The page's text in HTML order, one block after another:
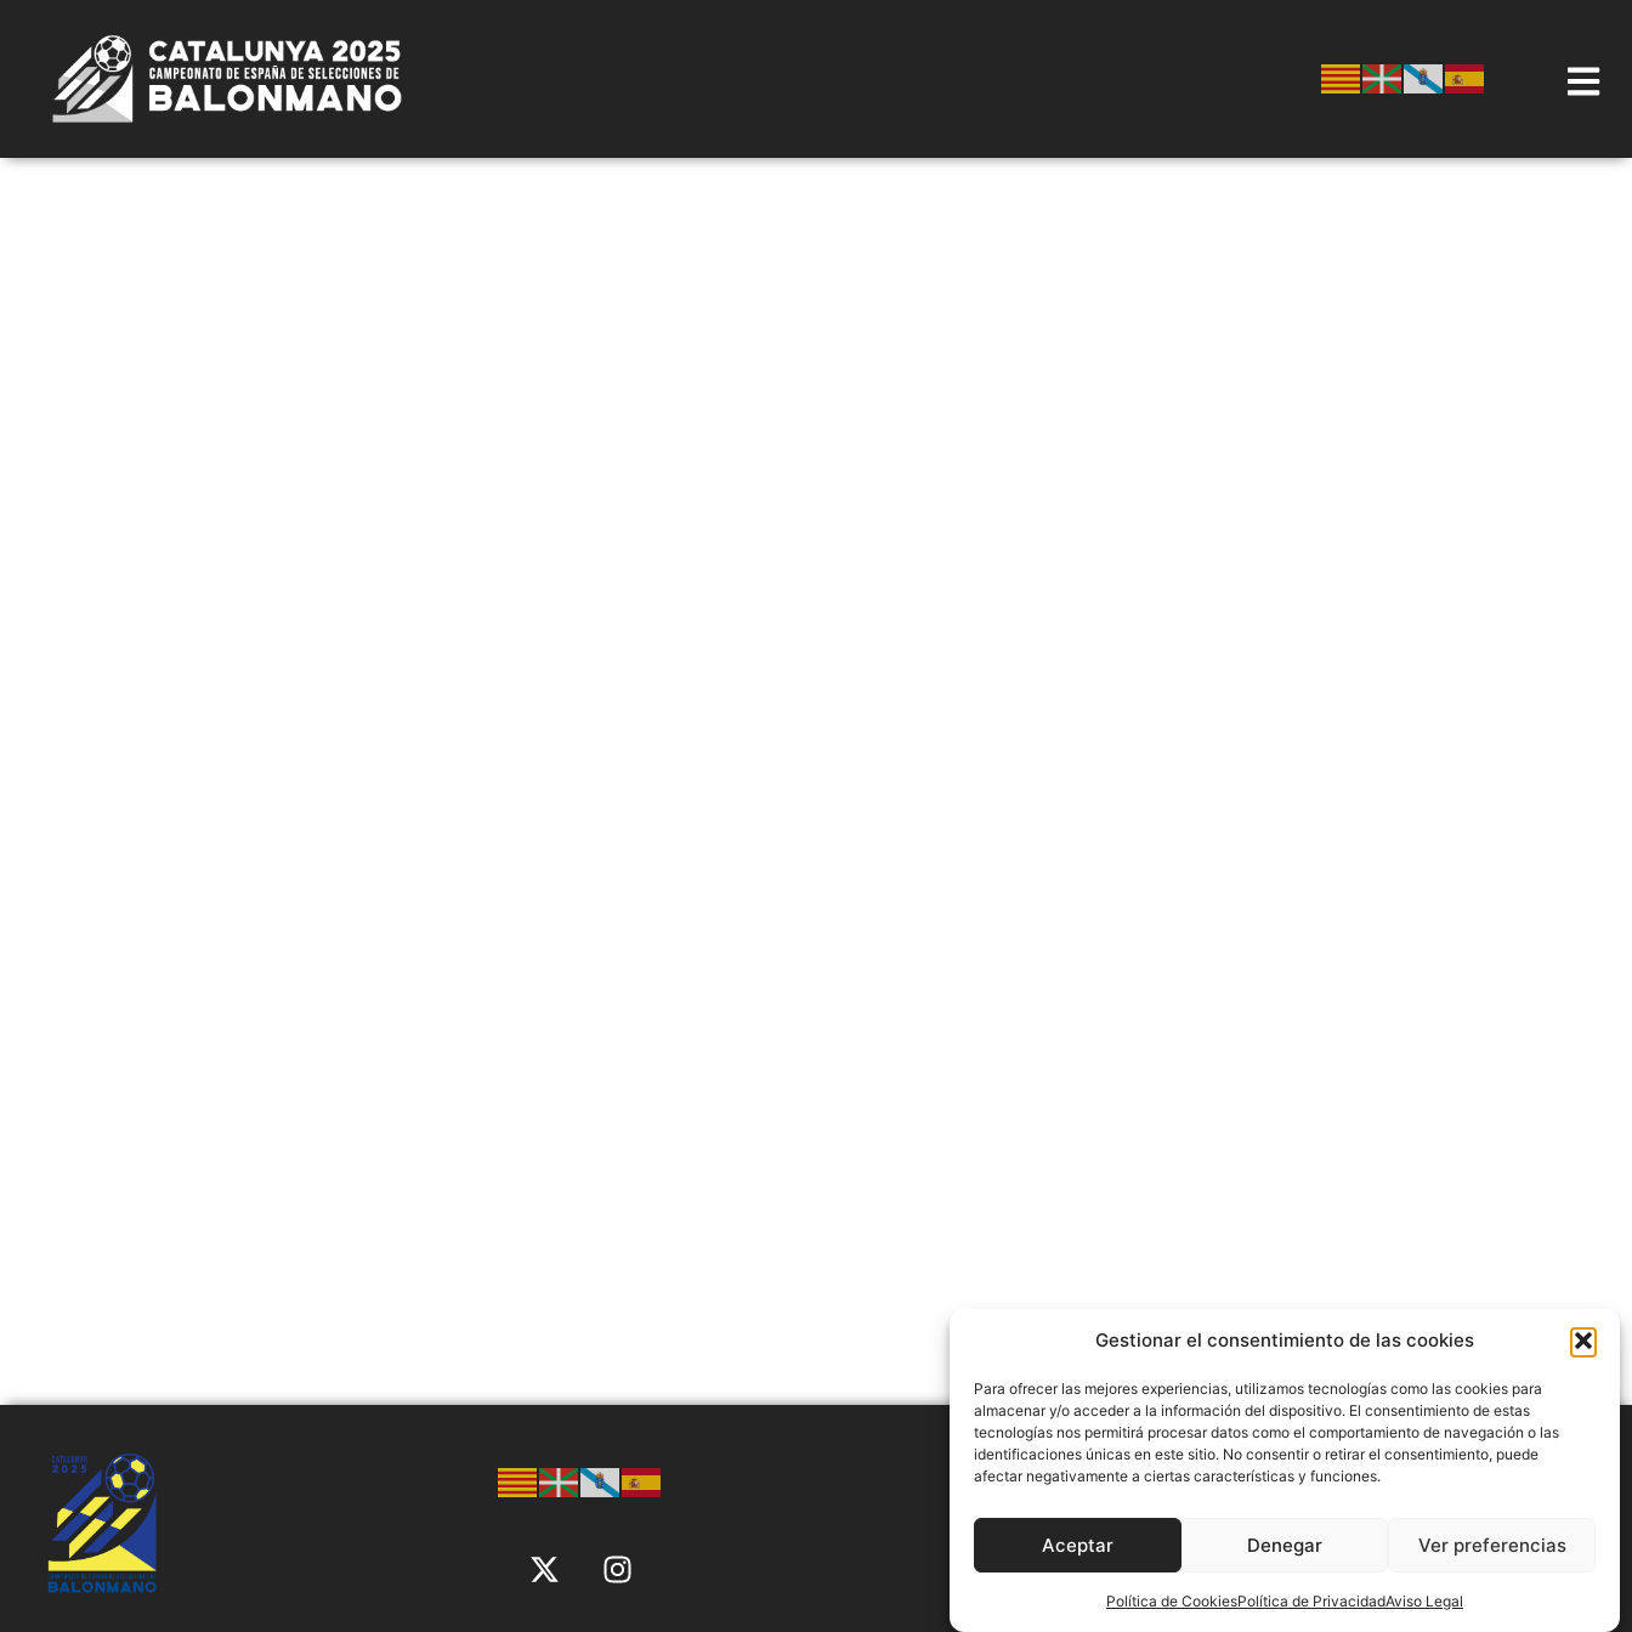
Gestionar el consentimiento de las cookies
Para ofrecer las mejores experiencias, utilizamos tecnologías como las cookies para
almacenar y/o acceder a la información del dispositivo. El consentimiento de estas
tecnologías nos permitirá procesar datos como el comportamiento de navegación o las
identificaciones únicas en este sitio. No consentir o retirar el consentimiento, puede
afectar negativamente a ciertas características y funciones.
Aceptar Denegar Ver preferencias
Política de CookiesPolítica de PrivacidadAviso Legal
AVISO LEGAL POLÍTICA DE PRIVACIDAD
CESA CATALUNYA © 2025. Todos los derechos reservados